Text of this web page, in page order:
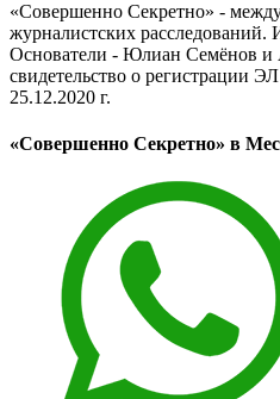
«Совершенно Секретно» -
журналистских расследований.
Основатели - Юлиан Семёнов
свидетельство о регистрации
25.12.2020 г.
«Совершенно Секретно» в